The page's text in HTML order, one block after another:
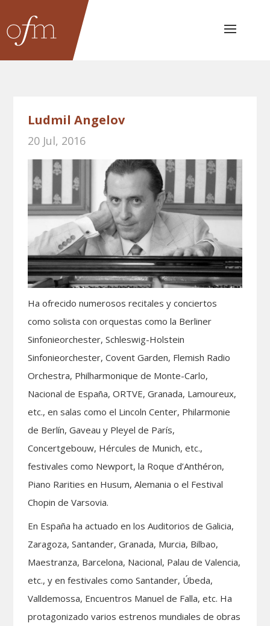
Ludmil Angelov
20 Jul, 2016
Ha ofrecido numerosos recitales y conciertos
como solista con orquestas como la Berliner
Sinfonieorchester, Schleswig-Holstein
Sinfonieorchester, Covent Garden, Flemish Radio
Orchestra, Philharmonique de Monte-Carlo,
Nacional de España, ORTVE, Granada, Lamoureux,
etc., en salas como el Lincoln Center, Philarmonie
de Berlín, Gaveau y Pleyel de París,
Concertgebouw, Hércules de Munich, etc.,
festivales como Newport, la Roque d’Anthéron,
Piano Rarities en Husum, Alemania o el Festival
Chopin de Varsovia.
En España ha actuado en los Auditorios de Galicia,
Zaragoza, Santander, Granada, Murcia, Bilbao,
Maestranza, Barcelona, Nacional, Palau de Valencia,
etc., y en festivales como Santander, Úbeda,
Valldemossa, Encuentros Manuel de Falla, etc. Ha
protagonizado varios estrenos mundiales de obras